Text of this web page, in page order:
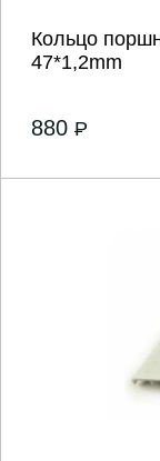
Кольцо
47*1,2mm
880 P